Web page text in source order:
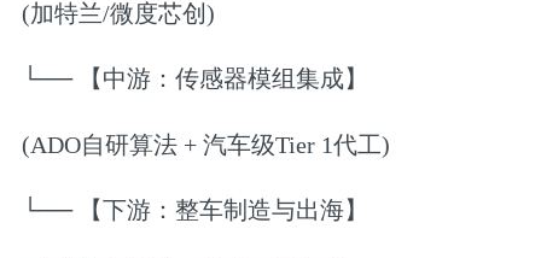
(加特兰/微度芯创)
└── 【中游：传感器模组集成】
(ADO自研算法 + 汽车级Tier 1代工)
└── 【下游：整车制造与出海】